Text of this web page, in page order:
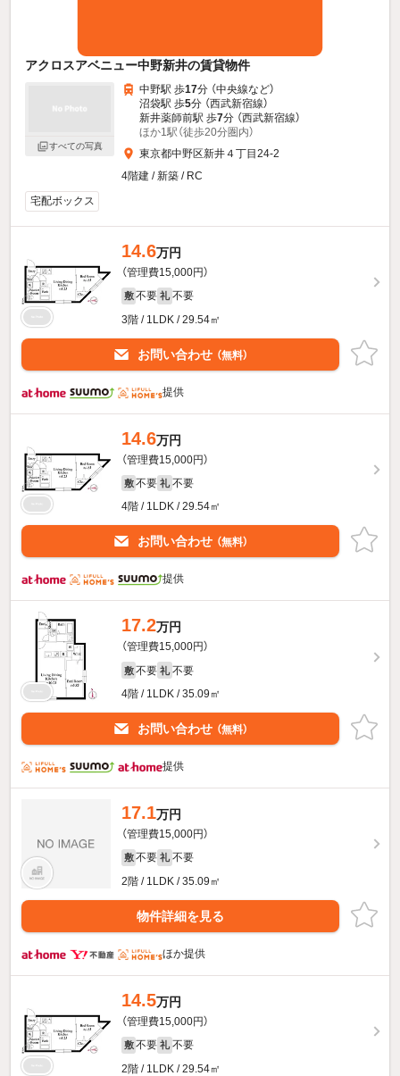
アクロスアベニュー中野新井の賃貸物件
すべての写真
中野駅 歩17分 （中央線など）
沼袋駅 歩5分 （西武新宿線）
新井薬師前駅 歩7分 （西武新宿線）
ほか1駅（徒歩20分圏内）
東京都中野区新井４丁目24-2
4階建 / 新築 / RC
宅配ボックス
14.6万円
（管理費15,000円）
敷 不要 礼 不要
3階 / 1LDK / 29.54㎡
お問い合わせ （無料）
提供
14.6万円
（管理費15,000円）
敷 不要 礼 不要
4階 / 1LDK / 29.54㎡
お問い合わせ （無料）
提供
17.2万円
（管理費15,000円）
敷 不要 礼 不要
4階 / 1LDK / 35.09㎡
お問い合わせ （無料）
提供
17.1万円
（管理費15,000円）
敷 不要 礼 不要
2階 / 1LDK / 35.09㎡
物件詳細を見る
ほか提供
14.5万円
（管理費15,000円）
敷 不要 礼 不要
2階 / 1LDK / 29.54㎡